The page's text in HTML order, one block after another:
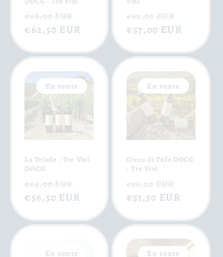
Prix
habituel
€68,00 EUR
soldé
€62,50 EUR
Prix
habituel
€62,00 EUR
soldé
€57,00 EUR
En vente
La Triade - Tre Vini
DOCG
Prix
habituel
€64,00 EUR
soldé
€56,50 EUR
En vente
Greco di Tufo DOCG
- Tre Vini
Prix
habituel
€56,00 EUR
€51,50 EUR
En vente En vente